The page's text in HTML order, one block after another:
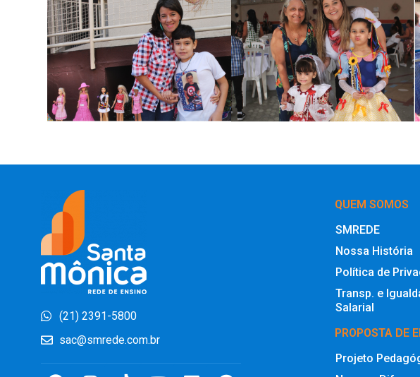
(21) 2391-5800
sac@smrede.com.br
QUEM SOMOS
SMREDE
Nossa História
Política de
Transp. e
Salarial
PROPOSTA DE
Projeto